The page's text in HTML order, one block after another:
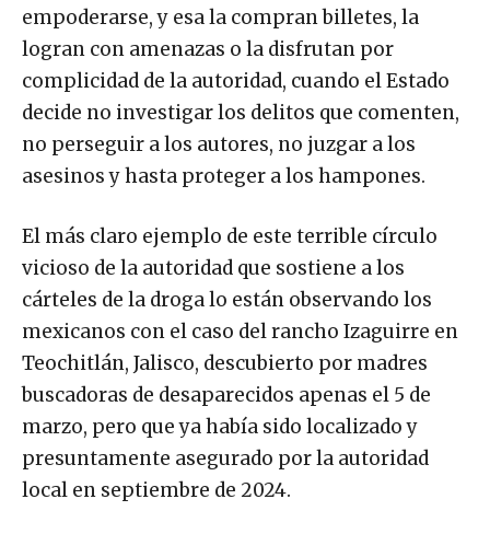
empoderarse, y esa la compran billetes, la
logran con amenazas o la disfrutan por
complicidad de la autoridad, cuando el Estado
decide no investigar los delitos que comenten,
no perseguir a los autores, no juzgar a los
asesinos y hasta proteger a los hampones.
El más claro ejemplo de este terrible círculo
vicioso de la autoridad que sostiene a los
cárteles de la droga lo están observando los
mexicanos con el caso del rancho Izaguirre en
Teochitlán, Jalisco, descubierto por madres
buscadoras de desaparecidos apenas el 5 de
marzo, pero que ya había sido localizado y
presuntamente asegurado por la autoridad
local en septiembre de 2024.